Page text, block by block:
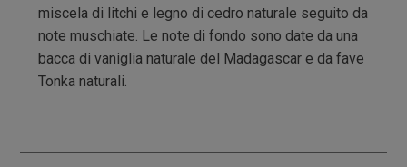
miscela di litchi e legno di cedro naturale seguito da
note muschiate. Le note di fondo sono date da una
bacca di vaniglia naturale del Madagascar e da fave
Tonka naturali.